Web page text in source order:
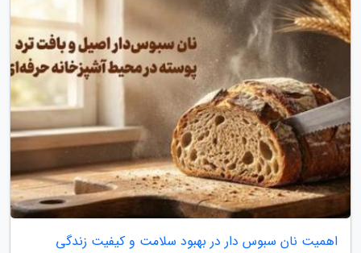
اهمیت نان سبوس دار در بهبود سلامت و کیفیت زندگی